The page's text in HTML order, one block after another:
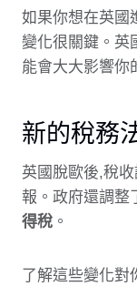
如果你想在英國
變化很關鍵。英
能會大大影響你
新的稅務
英國脫歐後,稅
報。政府還調整
得稅 。
了解這些變化對